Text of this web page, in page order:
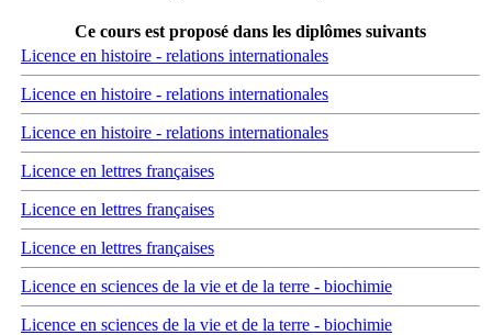
Ce cours est proposé dans les diplômes suivants
Licence en histoire - relations internationales
Licence en histoire - relations internationales
Licence en histoire - relations internationales
Licence en lettres françaises
Licence en lettres françaises
Licence en lettres françaises
Licence en sciences de la vie et de la terre - biochimie
Licence en sciences de la vie et de la terre - biochimie